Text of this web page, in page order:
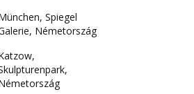
Spiegel
Németország